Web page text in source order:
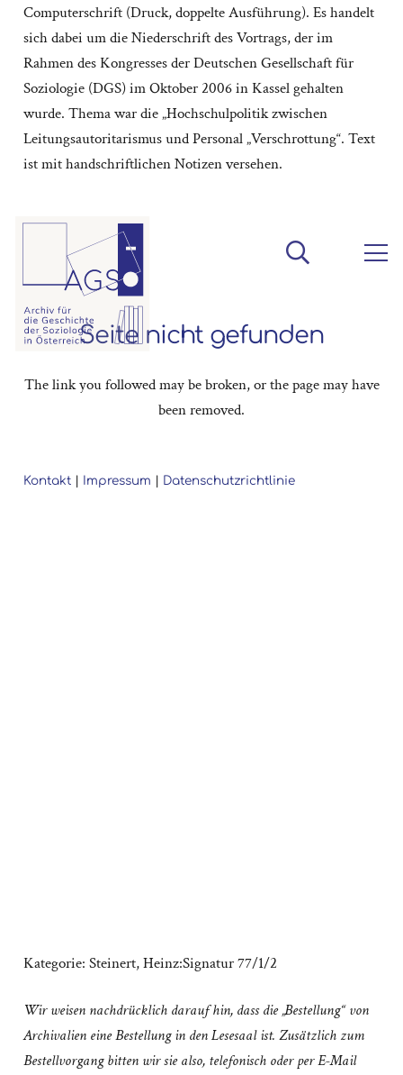
Computerschrift (Druck, doppelte Ausführung). Es handelt
sich dabei um die Niederschrift des Vortrags, der im
Rahmen des Kongresses der Deutschen Gesellschaft für
Soziologie (DGS) im Oktober 2006 in Kassel gehalten
wurde. Thema war die „Hochschulpolitik zwischen
Leitungsautoritarismus und Personal „Verschrottung“. Text
ist mit handschriftlichen Notizen versehen.
Kategorie: Steinert, Heinz:Signatur 77/1/2
Wir weisen nachdrücklich darauf hin, dass die „Bestellung“ von
Archivalien eine Bestellung in den Lesesaal ist. Zusätzlich zum
Bestellvorgang bitten wir sie also, telefonisch oder per E-Mail